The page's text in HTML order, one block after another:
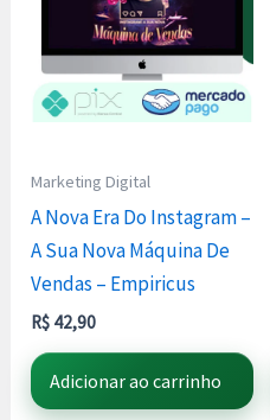
Marketing Digital
A Nova Era Do Instagram –
A Sua Nova Máquina De
Vendas – Empiricus
R$ 42,90
Adicionar ao carrinho